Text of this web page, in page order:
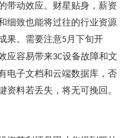
带动效应。财星贴身，薪资
细致也能将过往的行业资源
果。需要注意5 月下旬开
应容易带来3C设备故障和文
子文档和云端数据库，否
资料若丢失，将无可挽回。